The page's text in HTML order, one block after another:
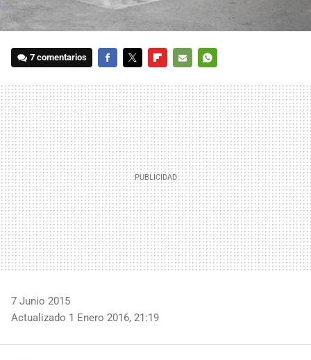
7 comentarios
MAIL
7 Junio 2015
Actualizado 1 Enero 2016, 21:19